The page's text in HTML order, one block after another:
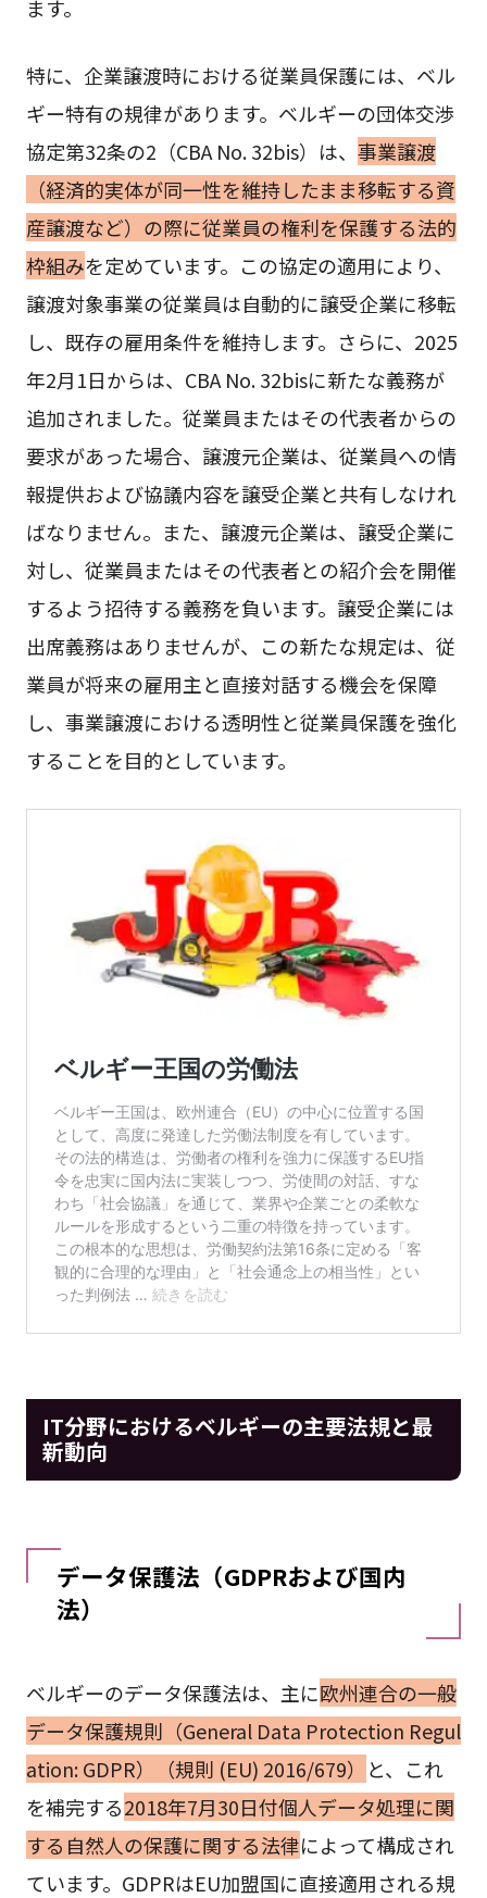
ます。
特に、企業譲渡時における従業員保護には、ベル
ギー特有の規律があります。ベルギーの団体交渉
協定第32条の2（CBA No. 32bis）は、 事業譲渡
（経済的実体が同一性を維持したまま移転する資
産譲渡など）の際に従業員の権利を保護する法的
枠組みを定めています。この協定の適用により、
譲渡対象事業の従業員は自動的に譲受企業に移転
し、既存の雇用条件を維持します。さらに、2025
年2月1日からは、CBA No. 32bisに新たな義務が
追加されました。従業員またはその代表者からの
要求があった場合、譲渡元企業は、従業員への情
報提供および協議内容を譲受企業と共有しなけれ
ばなりません。また、譲渡元企業は、譲受企業に
対し、従業員またはその代表者との紹介会を開催
するよう招待する義務を負います。譲受企業には
出席義務はありませんが、この新たな規定は、従
業員が将来の雇用主と直接対話する機会を保障
し、事業譲渡における透明性と従業員保護を強化
することを目的としています。
IT分野におけるベルギーの主要法規と最
新動向
データ保護法（GDPRおよび国内
法）
ベルギーのデータ保護法は、主に欧州連合の一般
データ保護規則（General Data Protection Regul
ation: GDPR）（規則 (EU) 2016/679） と、これ
を補完する2018年7月30日付個人データ処理に関
する自然人の保護に関する法律によって構成され
ています。GDPRはEU加盟国に直接適用される規